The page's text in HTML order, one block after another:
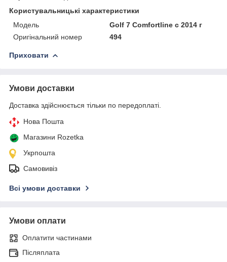
Користувальницькі характеристики
Мoдель
Golf 7 Comfortline с 2014 г
Оригінальний номер
494
Приховати
Умови доставки
Доставка здійснюється тільки по передоплаті.
Нова Пошта
Магазини Rozetka
Укрпошта
Самовивіз
Всі умови доставки
Умови оплати
Оплатити частинами
Післяплата